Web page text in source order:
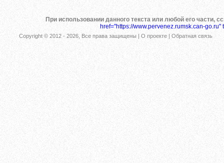
При использовании данного текста или любой его части,
href="https://www.pervenez.rumsk.can-go.ru"
Copyright © 2012 - 2026 , Все права защищены | О проекте |Обратная связь